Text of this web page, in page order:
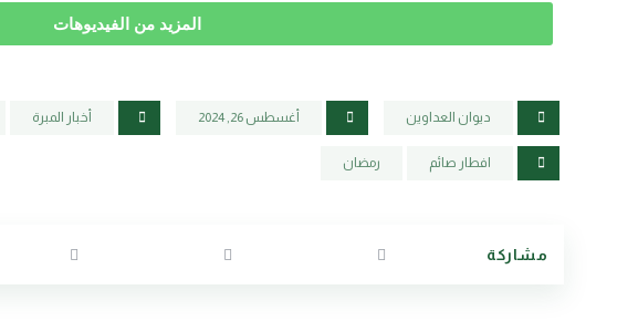
المزيد من الفيديوهات
ديوان العداوين أغسطس 26, 2024 أخبار المبرة
افطار صائم رمضان